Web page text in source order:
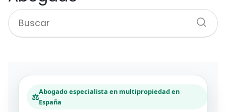
⚖️Abogado especialista en multipropiedad en
España